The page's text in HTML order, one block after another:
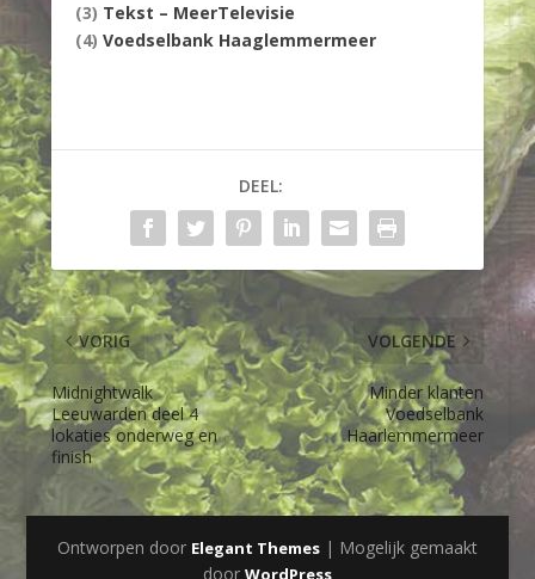
(3) Tekst – MeerTelevisie
(4) Voedselbank Haaglemmermeer
DEEL:
VORIG
Midnightwalk
Leeuwarden deel 4
lokaties onderweg en
finish
VOLGENDE
Minder klanten
Voedselbank
Haarlemmermeer
Ontworpen door Elegant Themes| Mogelijk gemaakt
door WordPress